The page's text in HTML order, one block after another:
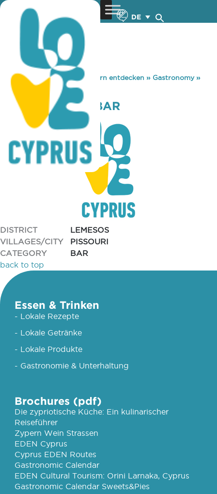
DE
You are here: Home »Zypern entdecken » Gastronomy»
AFTERSQUARE BAR
AFTERSQUARE BAR
DISTRICT
LEMESOS
VILLAGES/CITY
PISSOURI
CATEGORY
BAR
back to top
Essen & Trinken
- Lokale Rezepte
- Lokale Getränke
- Lokale Produkte
- Gastronomie & Unterhaltung
Brochures (pdf)
Die zypriotische Küche: Ein kulinarischer
Reiseführer
Zypern Wein Strassen
EDEN Cyprus
Cyprus EDEN Routes
Gastronomic Calendar
EDEN Cultural Tourism: Orini Larnaka, Cyprus
Gastronomic Calendar Sweets&Pies